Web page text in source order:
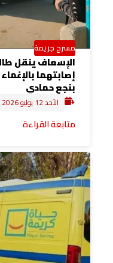
مسرح جريمة
الإسعاف ينقل
إصابتهما
بنجع حمادي
الأحد 12 يوليو 2026 8:37 ص
متابعة القراءة